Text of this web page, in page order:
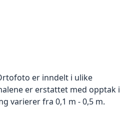
er inndelt i ulike
er erstattet med opptak i
varierer fra 0,1 m - 0,5 m.